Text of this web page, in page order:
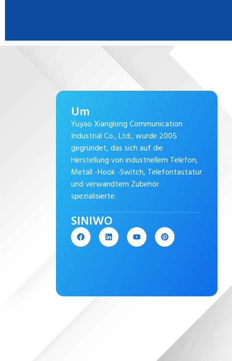
Um
Yuyao Xianglong Communication
Industrial Co., Ltd., wurde 2005
gegründet, das sich auf die
Herstellung von industriellem Telefon,
Metall -Hook -Switch, Telefontastatur
und verwandtem Zubehör
spezialisierte.
SINIWO